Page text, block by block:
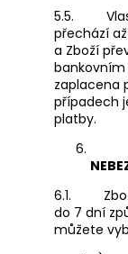
5.5.
přechází
a Zboží
zaplacena
případech
platby.
6.1.
do 7 dní
můžete